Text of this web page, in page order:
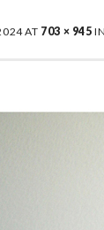
AT 703 × 945